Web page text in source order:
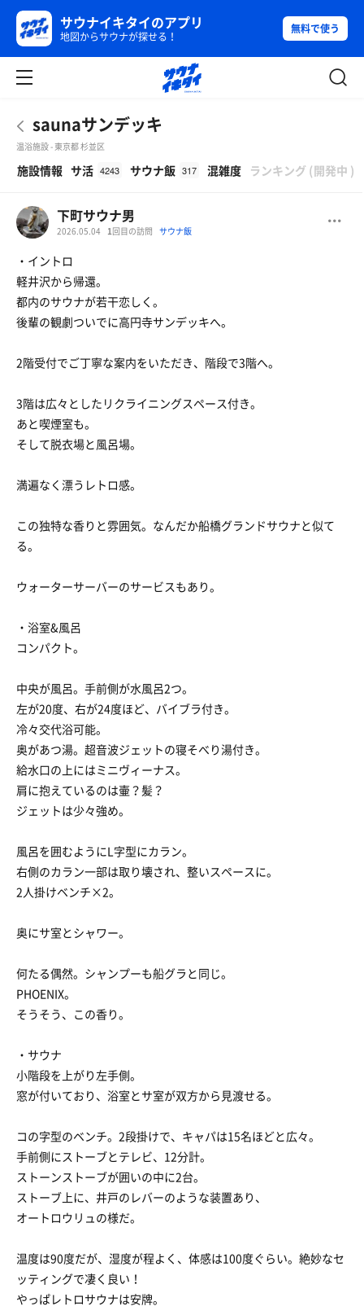
サウナイキタイのアプリ
地図からサウナが探せる！
無料で使う
saunaサンデッキ
温浴施設 - 東京都 杉並区
施設情報 サ活 4243 サウナ飯 317 混雑度 ランキング (開発中 )
下町サウナ男
2026.05.04 1回目の訪問 サウナ飯
・イントロ
軽井沢から帰還。
都内のサウナが若干恋しく。
後輩の観劇ついでに高円寺サンデッキへ。
2階受付でご丁寧な案内をいただき、階段で3階へ。
3階は広々としたリクライニングスペース付き。
あと喫煙室も。
そして脱衣場と風呂場。
満遍なく漂うレトロ感。
この独特な香りと雰囲気。なんだか船橋グランドサウナと似て
る。
ウォーターサーバーのサービスもあり。
・浴室&風呂
コンパクト。
中央が風呂。手前側が水風呂2つ。
左が20度、右が24度ほど、バイブラ付き。
冷々交代浴可能。
奥があつ湯。超音波ジェットの寝そべり湯付き。
給水口の上にはミニヴィーナス。
肩に抱えているのは壷？髪？
ジェットは少々強め。
風呂を囲むようにL字型にカラン。
右側のカラン一部は取り壊され、整いスペースに。
2人掛けベンチ×2。
奥にサ室とシャワー。
何たる偶然。シャンプーも船グラと同じ。
PHOENIX。
そうそう、この香り。
・サウナ
小階段を上がり左手側。
窓が付いており、浴室とサ室が双方から見渡せる。
コの字型のベンチ。2段掛けで、キャパは15名ほどと広々。
手前側にストーブとテレビ、12分計。
ストーンストーブが囲いの中に2台。
ストーブ上に、井戸のレバーのような装置あり、
オートロウリュの様だ。
温度は90度だが、湿度が程よく、体感は100度ぐらい。絶妙なセ
ッティングで凄く良い！
やっぱレトロサウナは安牌。